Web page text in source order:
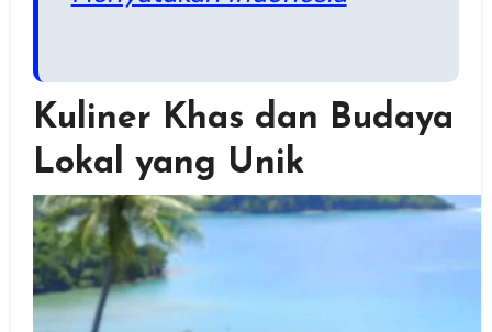
Kuliner Khas dan Budaya
Lokal yang Unik